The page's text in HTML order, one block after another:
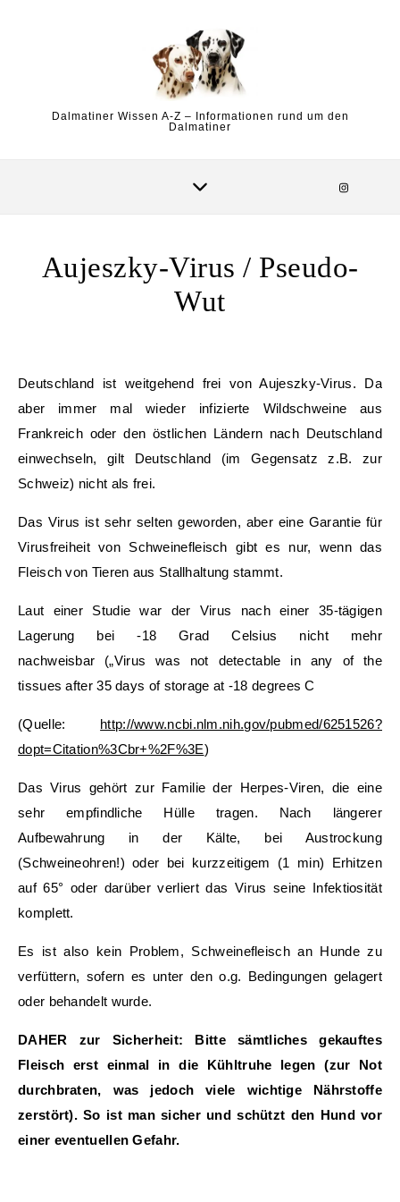
Dalmatiner Wissen A-Z – Informationen rund um den
Dalmatiner
Aujeszky-Virus / Pseudo-
Wut
Deutschland ist weitgehend frei von Aujeszky-Virus. Da
aber immer mal wieder infizierte Wildschweine aus
Frankreich oder den östlichen Ländern nach Deutschland
einwechseln, gilt Deutschland (im Gegensatz z.B. zur
Schweiz) nicht als frei.
Das Virus ist sehr selten geworden, aber eine Garantie für
Virusfreiheit von Schweinefleisch gibt es nur, wenn das
Fleisch von Tieren aus Stallhaltung stammt.
Laut einer Studie war der Virus nach einer 35-tägigen
Lagerung bei -18 Grad Celsius nicht mehr
nachweisbar („Virus was not detectable in any of the
tissues after 35 days of storage at -18 degrees C
(Quelle: http://www.ncbi.nlm.nih.gov/pubmed/6251526?
dopt=Citation%3Cbr+%2F%3E)
Das Virus gehört zur Familie der Herpes-Viren, die eine
sehr empfindliche Hülle tragen. Nach längerer
Aufbewahrung in der Kälte, bei Austrockung
(Schweineohren!) oder bei kurzzeitigem (1 min) Erhitzen
auf 65° oder darüber verliert das Virus seine Infektiosität
komplett.
Es ist also kein Problem, Schweinefleisch an Hunde zu
verfüttern, sofern es unter den o.g. Bedingungen gelagert
oder behandelt wurde.
DAHER zur Sicherheit: Bitte sämtliches gekauftes
Fleisch erst einmal in die Kühltruhe legen (zur Not
durchbraten, was jedoch viele wichtige Nährstoffe
zerstört). So ist man sicher und schützt den Hund vor
einer eventuellen Gefahr.